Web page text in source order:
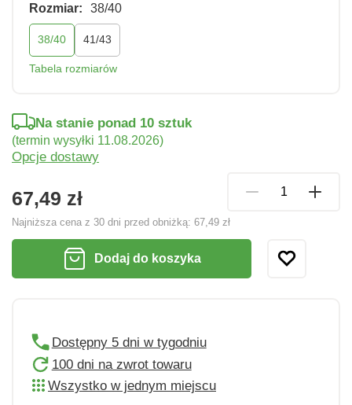
Rozmiar: 38/40
38/40 41/43
Tabela rozmiarów
67,49 zł
Najniższa cena z 30 dni przed obniżką: 67,49 zł
Na stanie ponad 10 sztuk
(termin wysyłki 11.08.2026)
Opcje dostawy
Dodaj do koszyka
Dostępny 5 dni w tygodniu
100 dni na zwrot towaru
Wszystko w jednym miejscu